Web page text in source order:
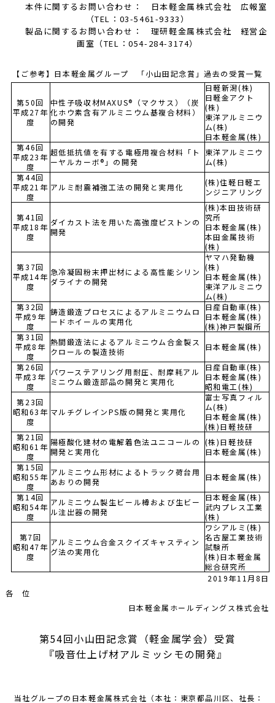
本件に関するお問い合わせ： 日本軽金属株式会社 広報室
（TEL：03-5461-9333）
製品に関するお問い合わせ： 理研軽金属株式会社 経営企
画室（TEL：054-284-3174）
【ご参考】日本軽金属グループ 「小山田記念賞」過去の受賞一覧
第50回
平成27年
度
中性子吸収材MAXUS®（マクサス）（炭
化ホウ素含有アルミニウム基複合材料）
の開発
日軽新潟(株)
日軽金アクト
(株)
東洋アルミニウ
ム(株)
日本軽金属(株)
第46回
平成23年
度
超低抵抗値を有する電極用複合材料「ト
ーヤルカーボ®」の開発
東洋アルミニウ
ム(株)
第44回
平成21年
度
アルミ耐震補強工法の開発と実用化
(株)住軽日軽エ
ンジニアリング
第41回
平成18年
度
ダイカスト法を用いた高強度ピストンの
開発
(株)本田技術研
究所
日本軽金属(株)
本田金属技術
(株)
第37回
平成14年
度
急冷凝固粉末押出材による高性能シリン
ダライナの開発
ヤマハ発動機
(株)
日本軽金属(株)
東洋アルミニウ
ム(株)
第32回
平成9年
度
鋳造鍛造プロセスによるアルミニウムロ
ードホイールの実用化
日産自動車(株)
日本軽金属(株)
(株)神戸製鋼所
第31回
平成8年
度
熱間鍛造法によるアルミニウム合金製ス
クロールの製造技術
日本軽金属(株)
第26回
平成3年
度
パワーステアリング用耐圧、耐摩耗アル
ミニウム鍛造部品の開発と実用化
日産自動車(株)
日本軽金属(株)
昭和電工(株)
第23回
昭和63年
度
マルチグレインPS版の開発と実用化
富士写真フィル
ム(株)
日本軽金属(株)
(株)日軽技研
第21回
昭和61年
度
陽極酸化建材の電解着色法ユニコールの
開発と実用化
(株)日軽技研
日本軽金属(株)
第15回
昭和55年
度
アルミニウム形材によるトラック荷台用
あおりの開発
日本軽金属(株)
第14回
昭和54年
度
アルミニウム製生ビール樽および生ビー
ル注出器の開発
日本軽金属(株)
武内プレス工業
(株)
第7回
昭和47年
度
アルミニウム合金スクイズキャスティン
グ法の実用化
ワシアルミ(株)
名古屋工業技術
試験所
(株)日本軽金属
総合研究所
2019年11月8日
各 位
日本軽金属ホールディングス株式会社
第54回小山田記念賞（軽金属学会）受賞
『吸音仕上げ材アルミッシモの開発』
当社グループの日本軽金属株式会社（本社：東京都品川区、社長：